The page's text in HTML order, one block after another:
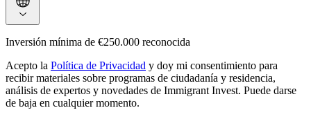
Inversión mínima de €250.000 reconocida
Acepto la Política de Privacidad y doy mi consentimiento para
recibir materiales sobre programas de ciudadanía y residencia,
análisis de expertos y novedades de Immigrant Invest. Puede darse
de baja en cualquier momento.